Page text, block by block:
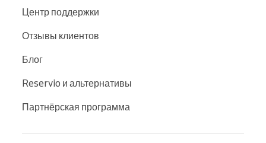
Центр поддержки
Отзывы клиентов
Блог
Reservio и альтернативы
Партнёрская программа